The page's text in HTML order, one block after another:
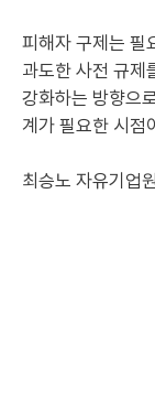
피해자 구제는 필
과도한 사전 규제
강화하는 방향으
계가 필요한 시점
최승노 자유기업